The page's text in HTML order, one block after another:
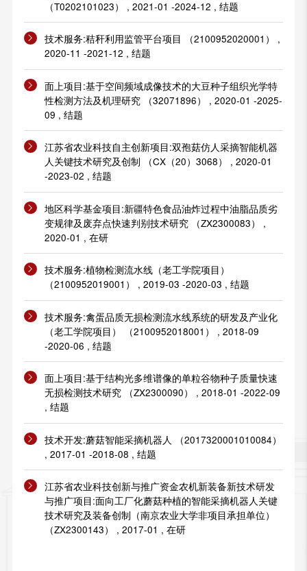
（T0202101023） , 2021-01 -2024-12 , 结题
技术服务:秸秆利用监管平台项目 （2100952020001） ,
2020-11 -2021-12 , 结题
面上项目:基于空间频域成像技术的大豆种子组织光学特
性检测方法及机理研究 （32071896） , 2020-01 -2025-
09 , 结题
江苏省农业科技自主创新项目:双孢菇仿人采摘智能机器
人关键技术研究及创制 （CX（20）3068） , 2020-01
-2023-02 , 结题
地区科学基金项目:新疆特色食品油炸过程中油脂品质劣
变规律及废弃点快速判别技术研究 （ZX2300083） ,
2020-01 , 在研
技术服务:植物检测流水线（老工学院项目）
（2100952019001） , 2019-03 -2020-03 , 结题
技术服务:禽蛋品质无损检测流水线系统的研发及产业化
（老工学院项目） （2100952018001） , 2018-09
-2020-06 , 结题
面上项目:基于结构光多维谱像的单粒谷物种子质量快速
无损检测技术研究 （ZX2300090） , 2018-01 -2022-09
, 结题
技术开发:蘑菇智能采摘机器人 （2017320001010084）
, 2017-01 -2018-08 , 结题
江苏省农业科技创新与推广资金农机新装备新技术研发
与推广项目:面向工厂化蘑菇种植的智能采摘机器人关键
技术研究及装备创制（南京农业大学非项目承担单位）
（ZX2300143） , 2017-01 , 在研